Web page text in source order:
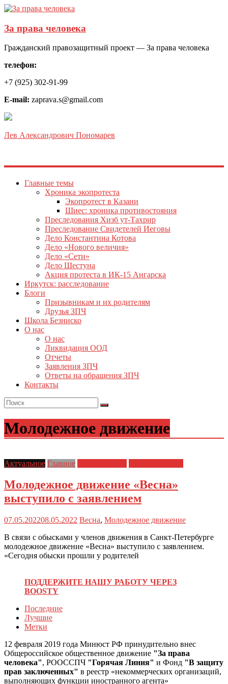
За права человека
Гражданский правозащитный проект — За права человека
телефон:
+7 (925) 302-91-99
E-mail: zaprava.s@gmail.com
Лев Александрович Пономарев
Главные темы
Хроника экопротеста
Экопротест в Казани
Шиес: хроника противостояния
Преследования Хизб ут-Тахрир
Преследование Свидетелей Иеговы
Дело Константина Котова
Дело «Нового величия»
Дело «Сети»
Дело Шестуна
Акция протеста в ИК-15 Ангарска
Иркутск: расследование
Блоги
Призывникам и их родителям
Друзья ЗПЧ
Школа Безниско
О нас
О нас
Ликвидация ООД
Отчеты
Заявления ЗПЧ
Ответы на обращения ЗПЧ
Контакты
Молодежное движение
Актуальное Главное
Молодежное движение «Весна»
выступило с заявлением
07.05.202208.05.2022 Весна, Молодежное движение
В связи с обысками у членов движения в Санкт-Петербурге
молодежное движение «Весна» выступило с заявлением.
«Сегодня обыски прошли у родителей
ПОДДЕРЖИТЕ НАШУ РАБОТУ ЧЕРЕЗ
BOOSTY
Последние
Лучшие
Метки
12 февраля 2019 года Минюст РФ принудительно внес
Общероссийское общественное движение "За права
человека", РООССПЧ "Горячая Линия" и Фонд "В защиту
прав заключенных" в реестр «некоммерческих организаций,
выполняющих функции иностранного агента»